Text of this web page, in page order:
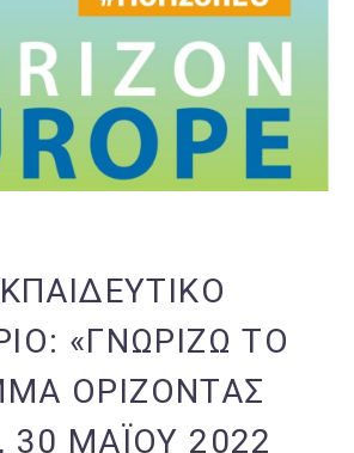
«ΓΝΩΡΊΖΩ ΤΟ
ΟΡΊΖΟΝΤΑΣ
30 ΜΑΪ́ΟΥ 2022